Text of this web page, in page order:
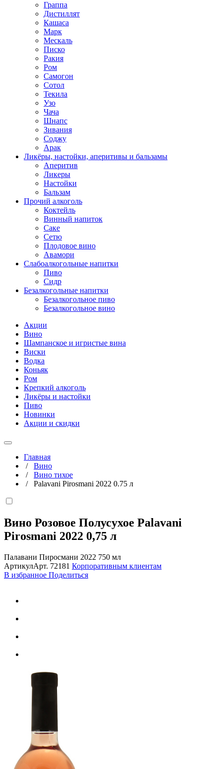
Граппа
Дистиллят
Кашаса
Марк
Мескаль
Писко
Ракия
Ром
Самогон
Сотол
Текила
Узо
Чача
Шнапс
Зивания
Соджу
Арак
Ликёры, настойки, аперитивы и бальзамы
Аперитив
Ликеры
Настойки
Бальзам
Прочий алкоголь
Коктейль
Винный напиток
Саке
Сетю
Плодовое вино
Авамори
Слабоалкогольные напитки
Пиво
Сидр
Безалкогольные напитки
Безалкогольное пиво
Безалкогольное вино
Акции
Вино
Шампанское и игристые вина
Виски
Водка
Коньяк
Ром
Крепкий алкоголь
Ликёры и настойки
Пиво
Новинки
Акции и скидки
Главная
/ Вино
/ Вино тихое
/ Palavani Pirosmani 2022 0.75 л
Вино Розовое Полусухое Palavani
Pirosmani 2022 0,75 л
Палавани Пиросмани 2022 750 мл
АртикулАрт. 72181 Корпоративным клиентам
В избранное Поделиться